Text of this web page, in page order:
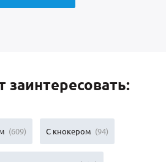
заинтересовать:
(609) С кнокером (94)